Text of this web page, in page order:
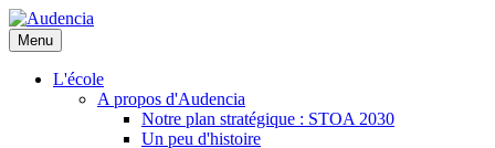
Aller
au
contenu
principal
Menu
L'école
A propos d'Audencia
Notre plan stratégique : STOA 2030
Un peu d'histoire